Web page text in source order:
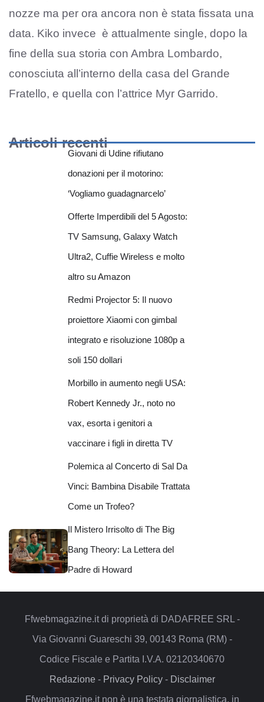
nozze ma per ora ancora non è stata fissata una
data. Kiko invece è attualmente single, dopo la
fine della sua storia con Ambra Lombardo,
conosciuta all’interno della casa del Grande
Fratello, e quella con l’attrice Myr Garrido.
Articoli recenti
Giovani di Udine rifiutano
donazioni per il motorino:
‘Vogliamo guadagnarcelo’
Offerte Imperdibili del 5 Agosto:
TV Samsung, Galaxy Watch
Ultra2, Cuffie Wireless e molto
altro su Amazon
Redmi Projector 5: Il nuovo
proiettore Xiaomi con gimbal
integrato e risoluzione 1080p a
soli 150 dollari
Morbillo in aumento negli USA:
Robert Kennedy Jr., noto no
vax, esorta i genitori a
vaccinare i figli in diretta TV
Polemica al Concerto di Sal Da
Vinci: Bambina Disabile Trattata
Come un Trofeo?
Il Mistero Irrisolto di The Big
Bang Theory: La Lettera del
Padre di Howard
Ffwebmagazine.it di proprietà di DADAFREE SRL -
Via Giovanni Guareschi 39, 00143 Roma (RM) -
Codice Fiscale e Partita I.V.A. 02120340670
Redazione- Privacy Policy- Disclaimer
Ffwebmagazine.it non è una testata giornalistica, in